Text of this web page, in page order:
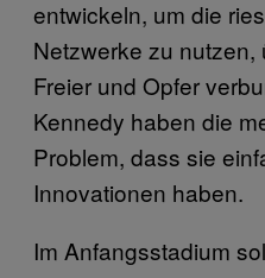
entwickeln, um die
Netzwerke zu nutzen,
Freier und Opfer
Kennedy haben die
Problem, dass sie
Innovationen haben.
Im Anfangsstadium